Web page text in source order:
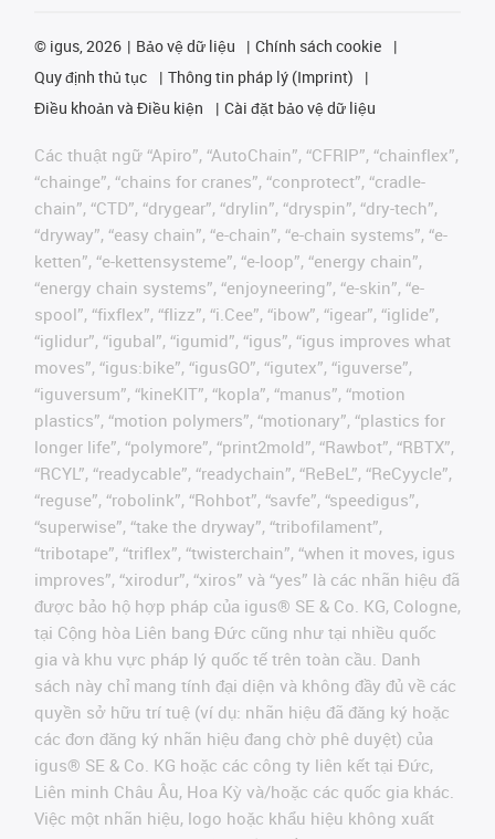
© igus, 2026 Bảo vệ dữ liệu
Chính sách cookie
Quy định thủ tục
Thông tin pháp lý (Imprint)
Điều khoản và Điều kiện
Cài đặt bảo vệ dữ liệu
Các thuật ngữ “Apiro”, “AutoChain”, “CFRIP”, “chainflex”,
“chainge”, “chains for cranes”, “conprotect”, “cradle-
chain”, “CTD”, “drygear”, “drylin”, “dryspin”, “dry-tech”,
“dryway”, “easy chain”, “e-chain”, “e-chain systems”, “e-
ketten”, “e-kettensysteme”, “e-loop”, “energy chain”,
“energy chain systems”, “enjoyneering”, “e-skin”, “e-
spool”, “fixflex”, “flizz”, “i.Cee”, “ibow”, “igear”, “iglide”,
“iglidur”, “igubal”, “igumid”, “igus”, “igus improves what
moves”, “igus:bike”, “igusGO”, “igutex”, “iguverse”,
“iguversum”, “kineKIT”, “kopla”, “manus”, “motion
plastics”, “motion polymers”, “motionary”, “plastics for
longer life”, “polymore”, “print2mold”, “Rawbot”, “RBTX”,
“RCYL”, “readycable”, “readychain”, “ReBeL”, “ReCyycle”,
“reguse”, “robolink”, “Rohbot”, “savfe”, “speedigus”,
“superwise”, “take the dryway”, “tribofilament”,
“tribotape”, “triflex”, “twisterchain”, “when it moves, igus
improves”, “xirodur”, “xiros” và “yes” là các nhãn hiệu đã
được bảo hộ hợp pháp của igus® SE & Co. KG, Cologne,
tại Cộng hòa Liên bang Đức cũng như tại nhiều quốc
gia và khu vực pháp lý quốc tế trên toàn cầu. Danh
sách này chỉ mang tính đại diện và không đầy đủ về các
quyền sở hữu trí tuệ (ví dụ: nhãn hiệu đã đăng ký hoặc
các đơn đăng ký nhãn hiệu đang chờ phê duyệt) của
igus® SE & Co. KG hoặc các công ty liên kết tại Đức,
Liên minh Châu Âu, Hoa Kỳ và/hoặc các quốc gia khác.
Việc một nhãn hiệu, logo hoặc khẩu hiệu không xuất